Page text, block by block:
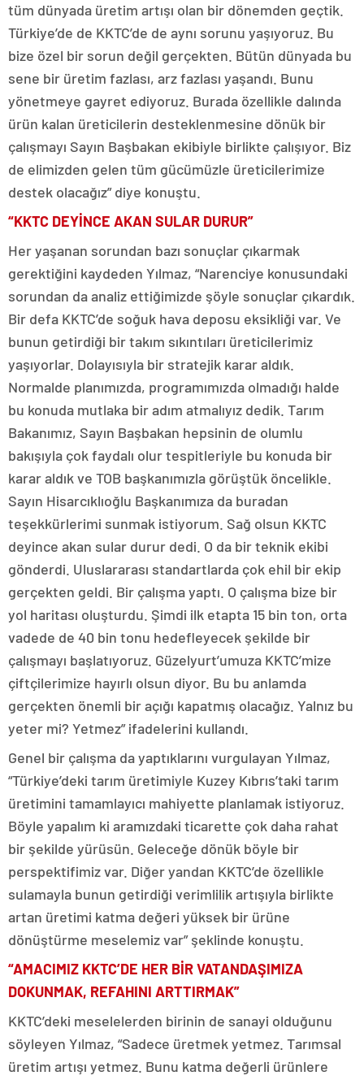
tüm dünyada üretim artışı olan bir dönemden geçtik.
Türkiye’de de KKTC’de de aynı sorunu yaşıyoruz. Bu
bize özel bir sorun değil gerçekten. Bütün dünyada bu
sene bir üretim fazlası, arz fazlası yaşandı. Bunu
yönetmeye gayret ediyoruz. Burada özellikle dalında
ürün kalan üreticilerin desteklenmesine dönük bir
çalışmayı Sayın Başbakan ekibiyle birlikte çalışıyor. Biz
de elimizden gelen tüm gücümüzle üreticilerimize
destek olacağız” diye konuştu.
“KKTC DEYİNCE AKAN SULAR DURUR”
Her yaşanan sorundan bazı sonuçlar çıkarmak
gerektiğini kaydeden Yılmaz, “Narenciye konusundaki
sorundan da analiz ettiğimizde şöyle sonuçlar çıkardık.
Bir defa KKTC’de soğuk hava deposu eksikliği var. Ve
bunun getirdiği bir takım sıkıntıları üreticilerimiz
yaşıyorlar. Dolayısıyla bir stratejik karar aldık.
Normalde planımızda, programımızda olmadığı halde
bu konuda mutlaka bir adım atmalıyız dedik. Tarım
Bakanımız, Sayın Başbakan hepsinin de olumlu
bakışıyla çok faydalı olur tespitleriyle bu konuda bir
karar aldık ve TOB başkanımızla görüştük öncelikle.
Sayın Hisarcıklıoğlu Başkanımıza da buradan
teşekkürlerimi sunmak istiyorum. Sağ olsun KKTC
deyince akan sular durur dedi. O da bir teknik ekibi
gönderdi. Uluslararası standartlarda çok ehil bir ekip
gerçekten geldi. Bir çalışma yaptı. O çalışma bize bir
yol haritası oluşturdu. Şimdi ilk etapta 15 bin ton, orta
vadede de 40 bin tonu hedefleyecek şekilde bir
çalışmayı başlatıyoruz. Güzelyurt’umuza KKTC’mize
çiftçilerimize hayırlı olsun diyor. Bu bu anlamda
gerçekten önemli bir açığı kapatmış olacağız. Yalnız bu
yeter mi? Yetmez” ifadelerini kullandı.
Genel bir çalışma da yaptıklarını vurgulayan Yılmaz,
“Türkiye’deki tarım üretimiyle Kuzey Kıbrıs’taki tarım
üretimini tamamlayıcı mahiyette planlamak istiyoruz.
Böyle yapalım ki aramızdaki ticarette çok daha rahat
bir şekilde yürüsün. Geleceğe dönük böyle bir
perspektifimiz var. Diğer yandan KKTC’de özellikle
sulamayla bunun getirdiği verimlilik artışıyla birlikte
artan üretimi katma değeri yüksek bir ürüne
dönüştürme meselemiz var” şeklinde konuştu.
“AMACIMIZ KKTC’DE HER BİR VATANDAŞIMIZA
DOKUNMAK, REFAHINI ARTTIRMAK”
KKTC’deki meselelerden birinin de sanayi olduğunu
söyleyen Yılmaz, “Sadece üretmek yetmez. Tarımsal
üretim artışı yetmez. Bunu katma değerli ürünlere